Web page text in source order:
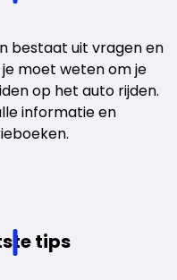
bestaat uit vragen en
moet weten om je
op het auto rijden.
informatie en
tips